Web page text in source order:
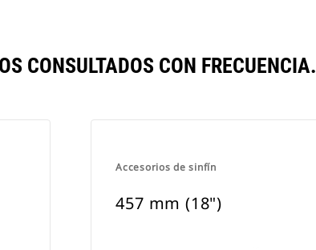
CONSULTADOS CON FRECUENCIA.
Accesorios de sinfín
457 mm (18")